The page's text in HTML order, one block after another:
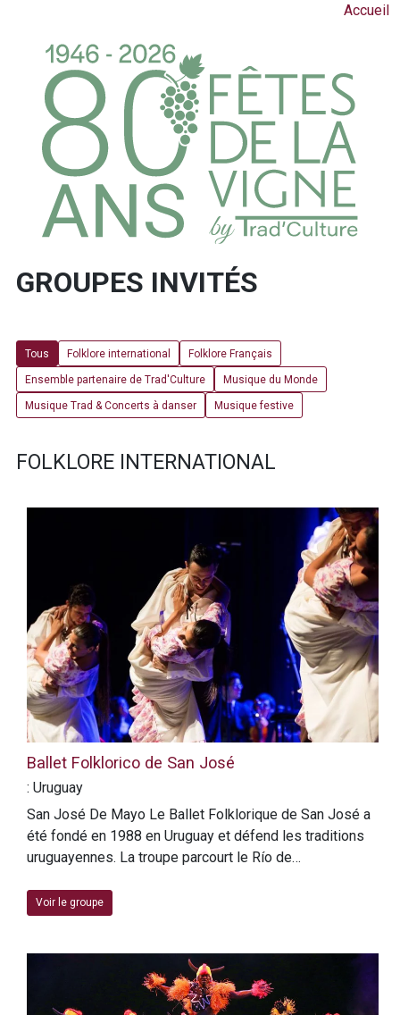
Accueil
GROUPES INVITÉS
Tous Folklore international Folklore Français
Ensemble partenaire de Trad'Culture Musique du Monde
Musique Trad & Concerts à danser Musique festive
FOLKLORE INTERNATIONAL
Ballet Folklorico de San José
: Uruguay
San José De Mayo Le Ballet Folklorique de San José a
été fondé en 1988 en Uruguay et défend les traditions
uruguayennes. La troupe parcourt le Río de…
Voir le groupe